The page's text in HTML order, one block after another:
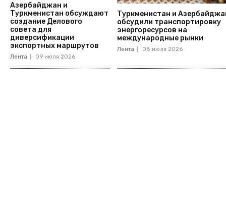
Азербайджан и
Туркменистан обсуждают
создание Делового
совета для
диверсификации
экспортных маршрутов
Лента 09 июля 2026
Туркменистан и
обсудили транспортировку
энергоресурсов на
международные рынки
Лента 08 июля 2026